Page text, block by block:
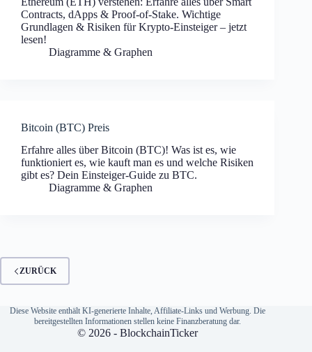
Contracts, dApps & Proof-of-Stake. Wichtige
Grundlagen & Risiken für Krypto-Einsteiger – jetzt
lesen!
Diagramme & Graphen
Bitcoin (BTC) Preis
Erfahre alles über Bitcoin (BTC)! Was ist es, wie
funktioniert es, wie kauft man es und welche Risiken
gibt es? Dein Einsteiger-Guide zu BTC.
Diagramme & Graphen
ZURÜCK
Diese Website enthält KI-generierte Inhalte, Affiliate-Links und Werbung. Die
bereitgestellten Informationen stellen keine Finanzberatung dar.
© 2026 - BlockchainTicker